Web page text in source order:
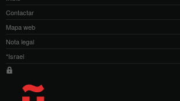
Contactar
Mapa web
Nota legal
*Israel